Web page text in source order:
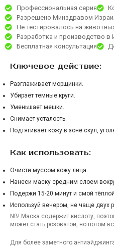
Профессиональная серия
Разрешено Минздравом
Не тестировалось на
Разработка и производство в
Бесплатная консультация
Ключевое действие:
Разглаживает морщинки.
Убирает темные круги.
Уменьшает мешки.
Снимает усталость.
Подтягивает кожу в зоне скул,
Как использовать:
Очисти муссом кожу лица.
Нанеси маску средним слоем
Подержи 15-20 минут и смой
Используй вечером, не чаще двух
NB! Маска содержит кислоту,
может стать розоватой, но потом
Для более заметного